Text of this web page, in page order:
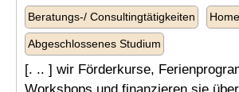
Beratungs-/ Consultingtätigkeiten
Abgeschlossenes Studium
[. .. ] wir Förderkurse,